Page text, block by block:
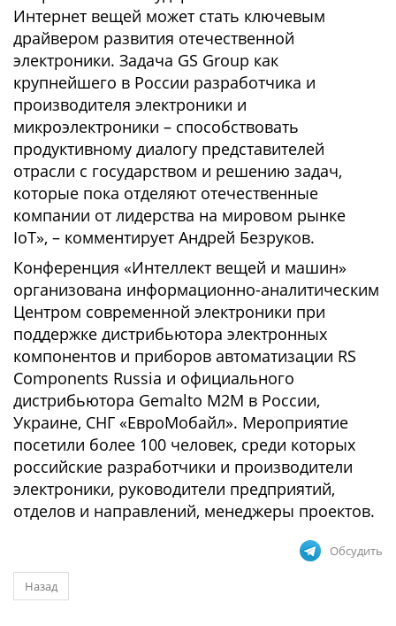
Интернет вещей может стать ключевым
драйвером развития отечественной
электроники. Задача GS Group как
крупнейшего в России разработчика и
производителя электроники и
микроэлектроники – способствовать
продуктивному диалогу представителей
отрасли с государством и решению задач,
которые пока отделяют отечественные
компании от лидерства на мировом рынке
IoT», – комментирует Андрей Безруков.
Конференция «Интеллект вещей и машин»
организована информационно-аналитическим
Центром современной электроники при
поддержке дистрибьютора электронных
компонентов и приборов автоматизации RS
Components Russia и официального
дистрибьютора Gemalto M2M в России,
Украине, СНГ «ЕвроМобайл». Мероприятие
посетили более 100 человек, среди которых
российские разработчики и производители
электроники, руководители предприятий,
отделов и направлений, менеджеры проектов.
Обсудить
Назад